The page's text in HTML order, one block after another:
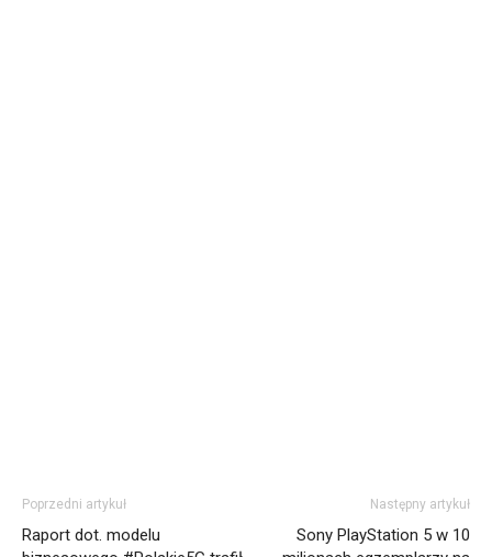
Poprzedni artykuł
Raport dot. modelu
Następny artykuł
Sony PlayStation 5 w 10